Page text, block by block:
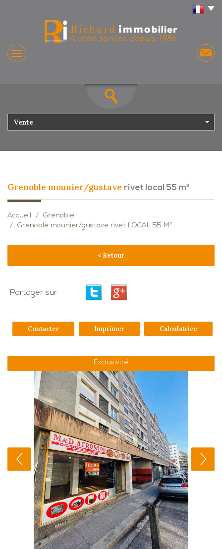
Vente
grenoble mounier/gustave rivet local 55 m²
Accueil
Grenoble
Grenoble mounier/gustave rivet LOCAL 55 M²
< Retour
Partager sur
Contacter Imprimer Calculatrice
Exclusivité